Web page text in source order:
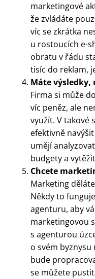
marketingové
že zvládáte
víc se zkrátka
u rostoucích e-
obratu v řádu
tisíc do reklam,
Máte výsledky,
Firma si může
víc peněz, ale
využít. V takové
efektivně
umějí
budgety a
Chcete
Marketing
Někdy to
agenturu, aby
marketingovou
s agenturou
o svém
bude
se můžete